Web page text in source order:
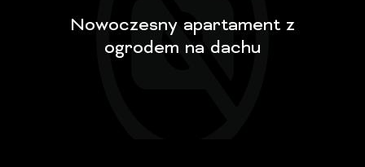
Nowoczesny apartament z
ogrodem na dachu